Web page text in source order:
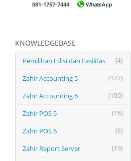
081-1757-7444
KNOWLEDGEBASE
(4)
Pemilihan Edisi dan Fasilitas
(122)
Zahir Accounting 5
(100)
Zahir Accounting 6
(16)
Zahir POS 5
(6)
Zahir POS 6
(19)
Zahir Report Server